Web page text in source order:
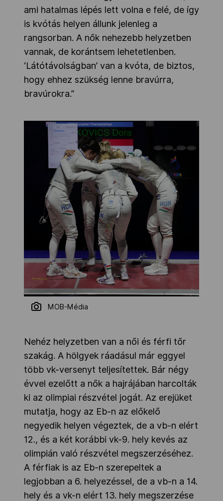
ami hatalmas lépés lett volna e felé, de így
is kvótás helyen állunk jelenleg a
rangsorban. A nők nehezebb helyzetben
vannak, de korántsem lehetetlenben.
‘Látótávolságban’ van a kvóta, de biztos,
hogy ehhez szükség lenne bravúrra,
bravúrokra.”
MOB-Média
Nehéz helyzetben van a női és férfi tőr
szakág. A hölgyek ráadásul már eggyel
több vk-versenyt teljesítettek. Bár négy
évvel ezelőtt a nők a hajrájában harcolták
ki az olimpiai részvétel jogát. Az erejüket
mutatja, hogy az Eb-n az előkelő
negyedik helyen végeztek, de a vb-n elért
12., és a két korábbi vk-9. hely kevés az
olimpián való részvétel megszerzéséhez.
A férfiak is az Eb-n szerepeltek a
legjobban a 6. helyezéssel, de a vb-n a 14.
hely és a vk-n elért 13. hely megszerzése